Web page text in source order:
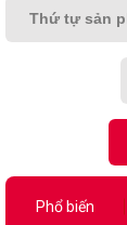
Phổ biến